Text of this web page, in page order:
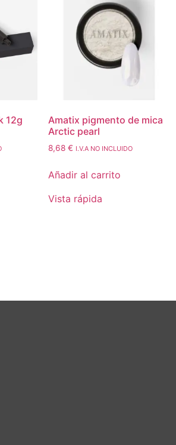
12g
Amatix pigmento de mica
Arctic pearl
8,68 € I.V.A NO INCLUIDO
Añadir al carrito
Vista rápida